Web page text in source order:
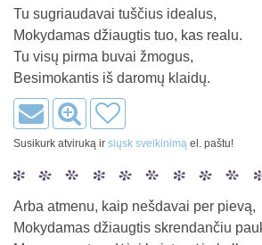
Tu sugriaudavai tuščius idealus,
Mokydamas džiaugtis tuo, kas realu.
Tu visų pirma buvai žmogus,
Besimokantis iš daromų klaidų.
Susikurk atviruką ir siųsk sveikinimą el. paštu!
Arba atmenu, kaip nešdavai per pievą,
Mokydamas džiaugtis skrendančiu